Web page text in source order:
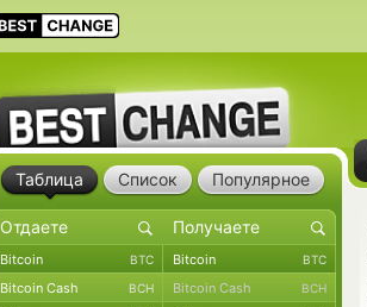
Таблица Список Популярное
Bitcoin BTC Bitcoin BTC
Bitcoin Cash BCH Bitcoin Cash BCH